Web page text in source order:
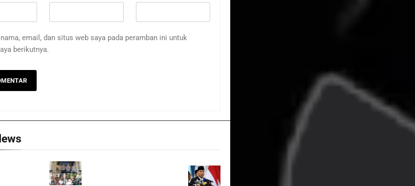
email, dan situs web saya pada peramban ini untuk
berikutnya.